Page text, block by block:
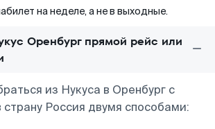
на неделе, а не в выходные.
Оренбург прямой рейс или
из Нукуса в Оренбург с
Россия двумя способами: